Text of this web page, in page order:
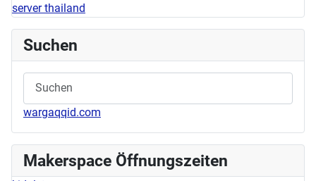
server thailand
Suchen
wargaqqid.com
Makerspace Öffnungszeiten